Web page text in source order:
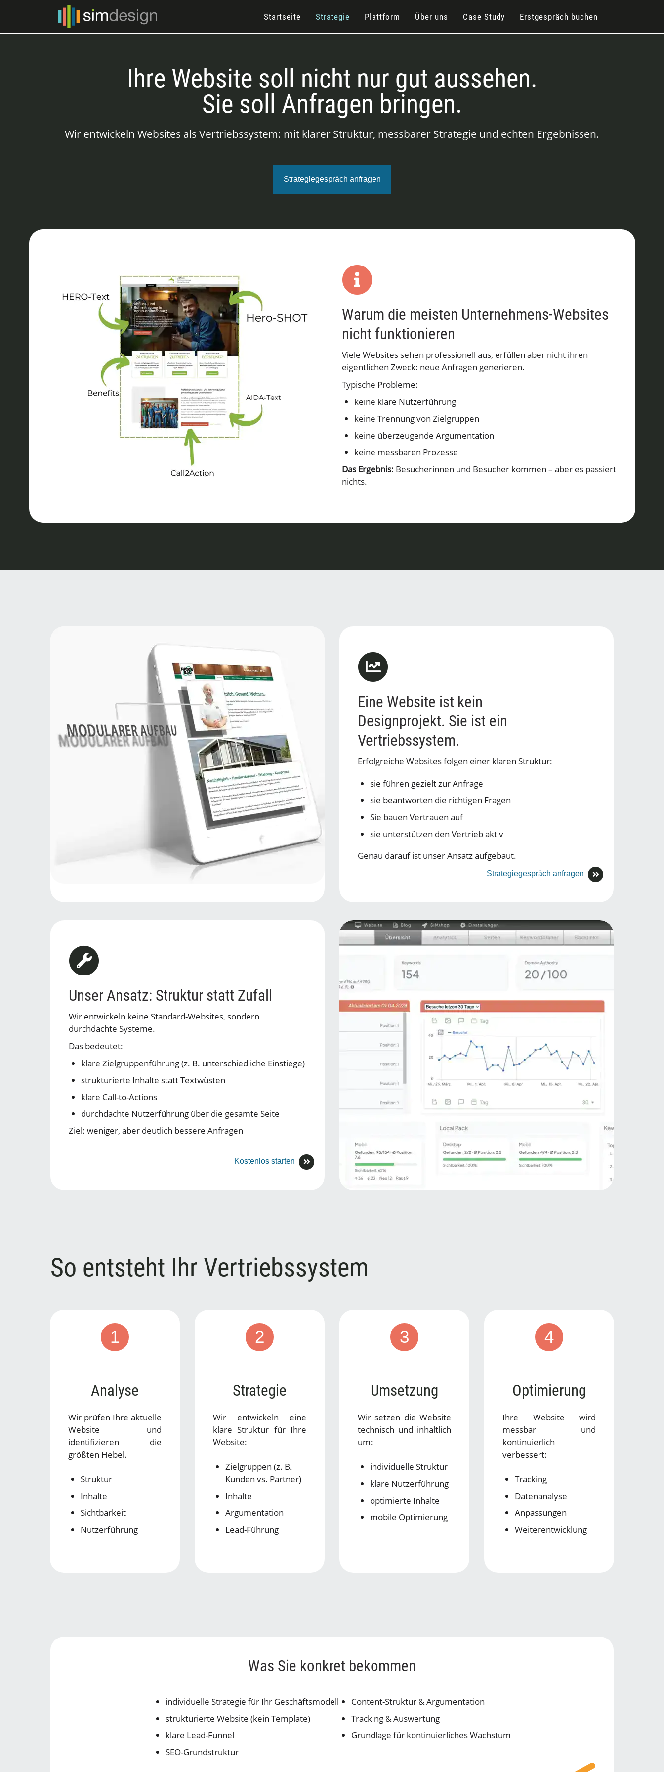
Startseite Strategie Plattform Über uns Case Study Erstgespräch buchen
Ihre Website soll nicht nur gut aussehen.
Sie soll Anfragen bringen.
Wir entwickeln Websites als Vertriebssystem: mit klarer Struktur, messbarer Strategie und echten Ergebnissen.
Strategiegespräch anfragen
Warum die meisten Unternehmens-Websites
nicht funktionieren
Viele Websites sehen professionell aus, erfüllen aber nicht ihren
eigentlichen Zweck: neue Anfragen generieren.
Typische Probleme:
keine klare Nutzerführung
keine Trennung von Zielgruppen
keine überzeugende Argumentation
keine messbaren Prozesse
Das Ergebnis: Besucherinnen und Besucher kommen – aber es passiert
nichts.
Eine Website ist kein
Designprojekt. Sie ist ein
Vertriebssystem.
Erfolgreiche Websites folgen einer klaren Struktur:
sie führen gezielt zur Anfrage
sie beantworten die richtigen Fragen
Sie bauen Vertrauen auf
sie unterstützen den Vertrieb aktiv
Genau darauf ist unser Ansatz aufgebaut.
Strategiegespräch anfragen
Unser Ansatz: Struktur statt Zufall
Wir entwickeln keine Standard-Websites, sondern
durchdachte Systeme.
Das bedeutet:
klare Zielgruppenführung (z. B. unterschiedliche Einstiege)
strukturierte Inhalte statt Textwüsten
klare Call-to-Actions
durchdachte Nutzerführung über die gesamte Seite
Ziel: weniger, aber deutlich bessere Anfragen
Kostenlos starten
So entsteht Ihr Vertriebssystem
1
Analyse
Wir prüfen Ihre aktuelle
Website und
identifizieren die
größten Hebel.
Struktur
Inhalte
Sichtbarkeit
Nutzerführung
2
Strategie
Wir entwickeln eine
klare Struktur für Ihre
Website:
Zielgruppen (z. B.
Kunden vs. Partner)
Inhalte
Argumentation
Lead-Führung
3
Umsetzung
Wir setzen die Website
technisch und inhaltlich
um:
individuelle Struktur
klare Nutzerführung
optimierte Inhalte
mobile Optimierung
4
Optimierung
Ihre Website wird
messbar und
kontinuierlich
verbessert:
Tracking
Datenanalyse
Anpassungen
Weiterentwicklung
Was Sie konkret bekommen
individuelle Strategie für Ihr Geschäftsmodell
strukturierte Website (kein Template)
klare Lead-Funnel
SEO-Grundstruktur
Content-Struktur & Argumentation
Tracking & Auswertung
Grundlage für kontinuierliches Wachstum